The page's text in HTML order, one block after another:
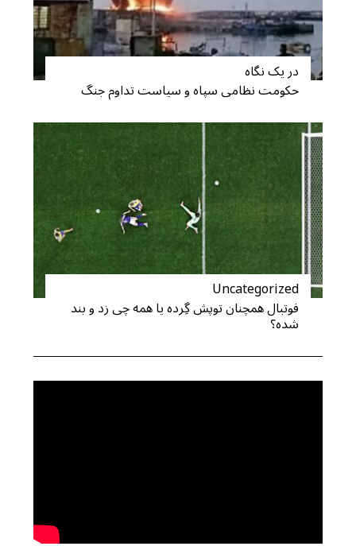
در یک نگاه
حکومت نظامی سپاه و سیاست تداوم جنگ
Uncategorized
فوتبال همچنان توپش گِرده یا همه چی زد و بند
شده؟
r
c
h
f
o
r
: